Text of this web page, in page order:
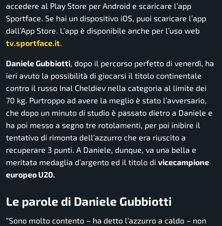
accedere al Play Store per Android e scaricare l’app
Sportface. Se hai un dispositivo iOS, puoi scaricare l’app
dall’App Store. L’app è disponibile anche per l’uso web
tv.sportface.it
Daniele Gubbiotti , dopo il percorso perfetto di venerdì, ha
ieri avuto la possibilità di giocarsi il titolo continentale
contro il russo Inal Cheldiev nella categoria al limite dei
70 kg. Purtroppo ad avere la meglio è stato l’avversario,
che dopo un minuto di studio è passato dietro a Daniele e
ha poi messo a segno tre rotolamenti, per poi inibire il
tentativo di rimonta dell’azzurro che era riuscito a
recuperare 3 punti. A Daniele, dunque, va una bella e
meritata medaglia d’argento ed il titolo di vicecampione
europeo U20.
Le parole di Daniele Gubbiotti
“Sono molto contento – ha detto l’azzurro a caldo – non